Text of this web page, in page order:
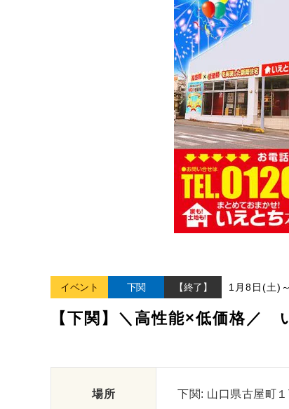
イベント 下関 【終了】 1月8日(土) ～
【下関】＼高性能×低価格／
場所 下関 山口県古屋町１